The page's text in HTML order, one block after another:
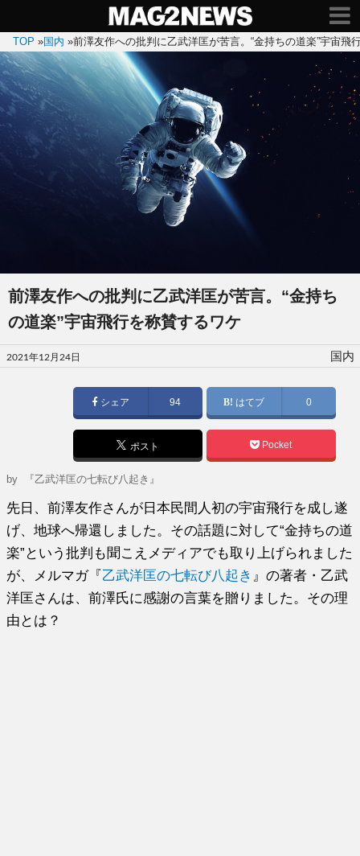
TOP »国内 »前澤友作への批判に乙武洋匡が苦言。“金持ちの道楽”宇宙飛
前澤友作への批判に乙武洋匡が苦言。“金持ち
の道楽”宇宙飛行を称賛するワケ
投
稿
2021年12月24日 国内
シェア 94 はてブ 0
ポスト Pocket
by 『乙武洋匡の七転び八起き』
先日、前澤友作さんが日本民間人初の宇宙飛行を成し遂
げ、地球へ帰還しました。その話題に対して“金持ちの道
楽”という批判も聞こえメディアでも取り上げられました
が、メルマガ『乙武洋匡の七転び八起き 』の著者・乙武
洋匡さんは、前澤氏に感謝の言葉を贈りました。その理
由とは？